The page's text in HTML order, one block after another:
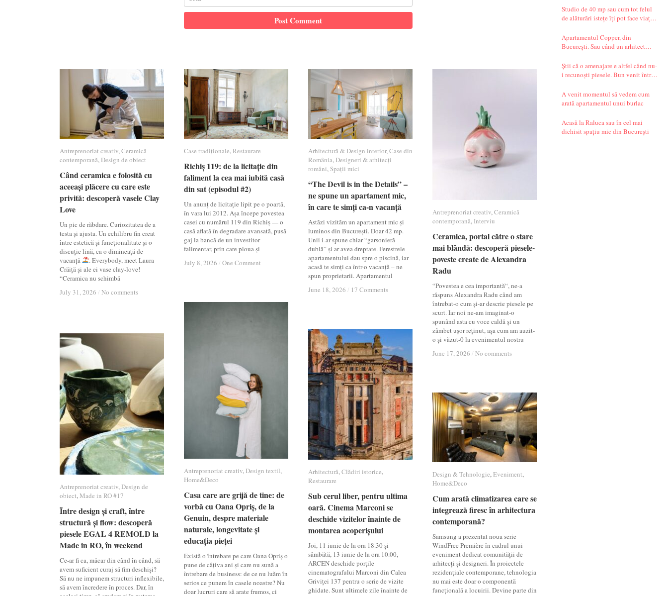
care te transportă departe, spre țările
nordice.
Studio de 40 mp sau cum tot felul
de alăturări istețe îți pot face viața
Apartamentul Copper, din
București. Sau când un arhitect
Știi că o amenajare e altfel când nu-
i recunoști piesele. Bun venit într-
A venit momentul să vedem cum
arată apartamentul unui burlac
Acasă la Raluca sau în cel mai
dichisit spațiu mic din București
Antreprenoriat creativ,Ceramică
contemporană,Design de obiect
Când ceramica e folosită cu
aceeași plăcere cu care este
privită: descoperă vasele Clay
Love
Un pic de răbdare. Curiozitatea de a
testa și ajusta. Un echilibru fin creat
între estetică și funcționalitate și o
discuție lină, ca o dimineață de
vacanță
. Everybody, meet Laura
Crăiță și ale ei vase clay-love!
“Ceramica nu schimbă
July 31, 2026 / No comments
Antreprenoriat creativ Ceramică
contemporană Design de obiect
Când ceramica e folosită cu
aceeași plăcere cu care este
privită: descoperă vasele Clay
Love
July 31, 2026 / No comments
Case tradiționale,Restaurare
Richiș 119: de la licitație din
faliment la cea mai iubită casă
din sat (episodul #2)
Un anunț de licitație lipit pe o poartă,
în vara lui 2012. Așa începe povestea
casei cu numărul 119 din Richiș — o
casă aflată în degradare avansată, pusă
gaj la bancă de un investitor
falimentar, prin care ploua și
July 8, 2026 / One Comment
Case tradiționale Restaurare
Richiș 119: de la licitație din
faliment la cea mai iubită casă
din sat (episodul #2)
July 8, 2026 / One Comment
Arhitectură & Design interior,Case din
România,Designeri & arhitecți
români,Spații mici
“The Devil is in the Details” –
ne spune un apartament mic,
în care te simți ca-n vacanță
Astăzi vizităm un apartament mic și
luminos din București. Doar 42 mp.
Unii i-ar spune chiar “garsonieră
dublă” și ar avea dreptate. Ferestrele
apartamentului dau spre o piscină, iar
acasă te simți ca într-o vacanță – ne
spun proprietarii. Apartamentul
June 18, 2026 / 17 Comments
Arhitectură & Design interior Case din
România Designeri & arhitecți
români Spații mici
“The Devil is in the Details” –
ne spune un apartament mic,
în care te simți ca-n vacanță
June 18, 2026 / 17 Comments
Antreprenoriat creativ,Ceramică
contemporană, Interviu
Ceramica, portal către o stare
mai blândă: descoperă piesele-
poveste create de Alexandra
Radu
“Povestea e cea importantă“, ne-a
răspuns Alexandra Radu când am
întrebat-o cum și-ar descrie piesele pe
scurt. Iar noi ne-am imaginat-o
spunând asta cu voce caldă și un
zâmbet ușor reținut, așa cum am auzit-
o și văzut-0 la evenimentul nostru
June 17, 2026 / No comments
Antreprenoriat creativ Ceramică
contemporană Interviu
Ceramica, portal către o stare
mai blândă: descoperă piesele-
poveste create de Alexandra
Radu
June 17, 2026 / No comments
Antreprenoriat creativ,Design textil,
Home&Deco
Casa care are grijă de tine: de
vorbă cu Oana Opriș, de la
Genuin, despre materiale
naturale, longevitate și
educația pieței
Există o întrebare pe care Oana Opriș o
pune de câțiva ani și care nu sună a
întrebare de business: de ce nu luăm în
serios ce punem în casele noastre? Nu
doar lucruri care să arate frumos, ci
Antreprenoriat creativ Design textil
Home&Deco
Casa care are grijă de tine: de
vorbă cu Oana Opriș, de la
Genuin, despre materiale
naturale, longevitate și
educația pieței
Arhitectură,Clădiri istorice,
Restaurare
Sub cerul liber, pentru ultima
oară. Cinema Marconi se
deschide vizitelor înainte de
montarea acoperișului
Joi, 11 iunie de la ora 18.30 și
sâmbătă, 13 iunie de la ora 10.00,
ARCEN deschide porțile
cinematografului Marconi din Calea
Griviței 137 pentru o serie de vizite
ghidate. Sunt ultimele zile înainte de
Arhitectură Clădiri istorice
Restaurare
Sub cerul liber, pentru ultima
oară. Cinema Marconi se
deschide vizitelor înainte de
montarea acoperișului
Antreprenoriat creativ,Design de
obiect,Made in RO #17
Între design și craft, între
structură și flow: descoperă
piesele EGAL 4 REMOLD la
Made in RO, în weekend
Ce-ar fi ca, măcar din când în când, să
avem suficient curaj să fim deschiși?
Să nu ne impunem structuri inflexibile,
să avem încredere în proces. Dar, în
Antreprenoriat creativ Design de
obiect Made in RO #17
Între design și craft, între
structură și flow: descoperă
piesele EGAL 4 REMOLD la
Made in RO, în weekend
Design & Tehnologie,Eveniment,
Home&Deco
Cum arată climatizarea care se
integrează firesc în arhitectura
contemporană?
Samsung a prezentat noua serie
WindFree Première în cadrul unui
eveniment dedicat comunității de
arhitecți și designeri. În proiectele
rezidențiale contemporane, tehnologia
nu mai este doar o componentă
funcțională a locuirii. Devine parte din
Design & Tehnologie Eveniment
Home&Deco
Cum arată climatizarea care se
integrează firesc în arhitectura
contemporană?